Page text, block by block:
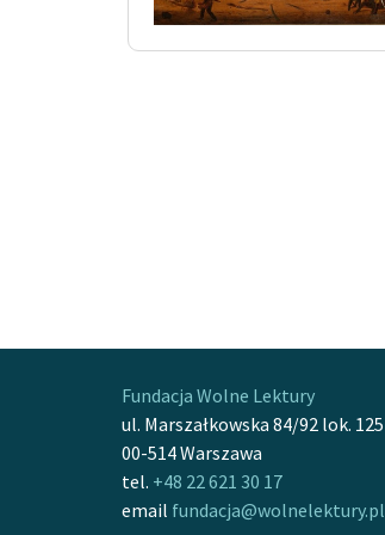
Fundacja Wolne Lektury
ul. Marszałkowska 84/92 lok. 125
00-514 Warszawa
tel. +48 22 621 30 17
email fundacja@wolnelektury.pl